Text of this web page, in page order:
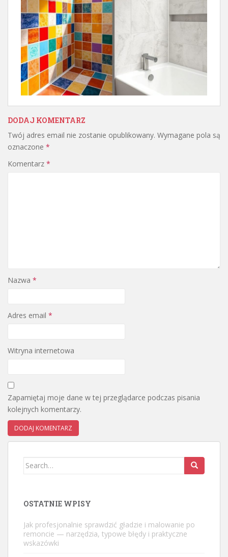
DODAJ KOMENTARZ
Twój adres email nie zostanie opublikowany. Wymagane pola są
oznaczone *
Komentarz *
Nazwa *
Adres email *
Witryna internetowa
Zapamiętaj moje dane w tej przeglądarce podczas pisania
kolejnych komentarzy.
Search
OSTATNIE WPISY
Jak profesjonalnie sprawdzić gładzie i malowanie po
remoncie — narzędzia, typowe błędy i praktyczne
wskazówki